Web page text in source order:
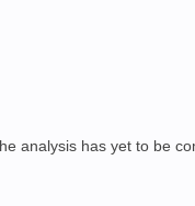
analysis has yet to be